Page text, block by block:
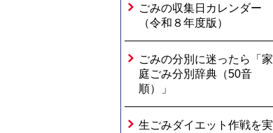
ごみの収集日カレンダー
（令和８年度版）
ごみの分別に迷ったら「家
庭ごみ分別辞典（50音
順）」
生ごみダイエット作戦を実